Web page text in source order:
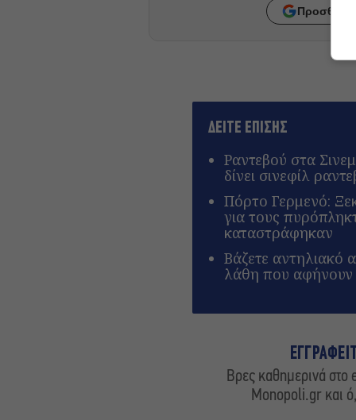
Προσθήκη
ΔΕΙΤΕ ΕΠΙΣΗΣ
Ραντεβού στα
δίνει σινεφίλ
Πόρτο Γερμενό:
για τους
καταστράφηκαν
Βάζετε αντηλιακό
λάθη που αφήνουν
Βρες καθημερινά στο
Monopoli.gr και